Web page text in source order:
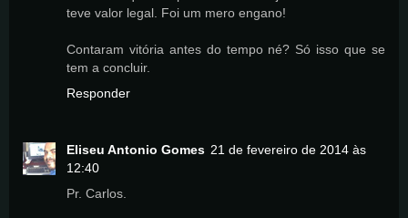
teve valor legal. Foi um mero engano!
Contaram vitória antes do tempo né? Só isso que se
tem a concluir.
Responder
Eliseu Antonio Gomes 21 de fevereiro de 2014 às
12:40
Pr. Carlos.